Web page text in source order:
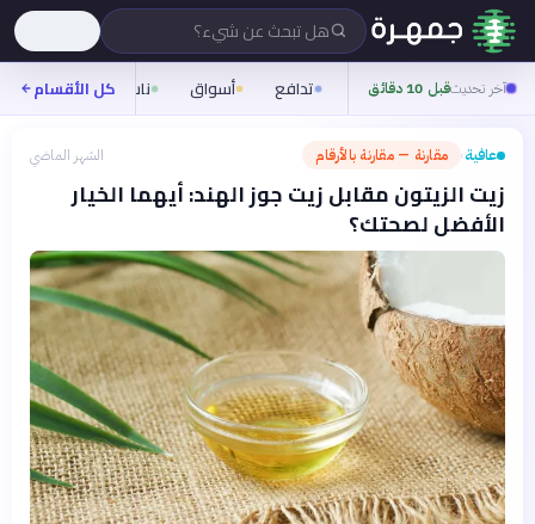
هل تبحث عن شيء؟
آخر تحديثقبل 10 دقائق تدافع أسواق ناس روح
كل الأقسام
عافية› مقارنة — مقارنة بالأرقام الشهر الماضي
زيت الزيتون مقابل زيت جوز الهند: أيهما الخيار
الأفضل لصحتك؟